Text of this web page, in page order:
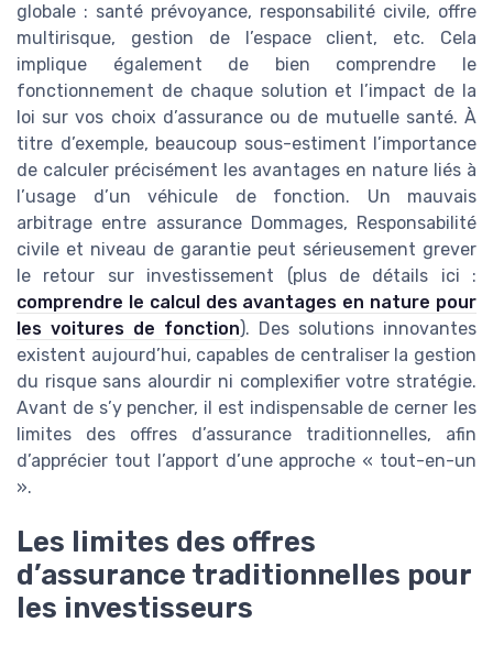
globale : santé prévoyance, responsabilité civile, offre
multirisque, gestion de l’espace client, etc. Cela
implique également de bien comprendre le
fonctionnement de chaque solution et l’impact de la
loi sur vos choix d’assurance ou de mutuelle santé. À
titre d’exemple, beaucoup sous-estiment l’importance
de calculer précisément les avantages en nature liés à
l’usage d’un véhicule de fonction. Un mauvais
arbitrage entre assurance Dommages, Responsabilité
civile et niveau de garantie peut sérieusement grever
le retour sur investissement (plus de détails ici :
comprendre le calcul des avantages en nature pour
les voitures de fonction). Des solutions innovantes
existent aujourd’hui, capables de centraliser la gestion
du risque sans alourdir ni complexifier votre stratégie.
Avant de s’y pencher, il est indispensable de cerner les
limites des offres d’assurance traditionnelles, afin
d’apprécier tout l’apport d’une approche « tout-en-un
».
Les limites des offres
d’assurance traditionnelles pour
les investisseurs